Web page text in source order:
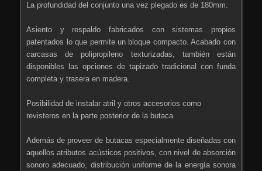
La profundidad del conjunto una vez plegado es de 180mm.
Asiento y respaldo fabricados con sistemas propios
patentados lo que permite un bloque compacto. Acabado con
carcasas de polipropileno texturizadas, también están
disponibles las opciones de tapizado tradicional con funda
completa y trasera en madera.
Posibilidad de instalar atril y otros accesorios como
revisteros en la parte posterior de la butaca.
Además de proveer de butacas especialmente diseñadas con
aquellos atributos acústicos positivos, con nivel de absorción
sonoro adecuado, distribución uniforme de la energía sonora